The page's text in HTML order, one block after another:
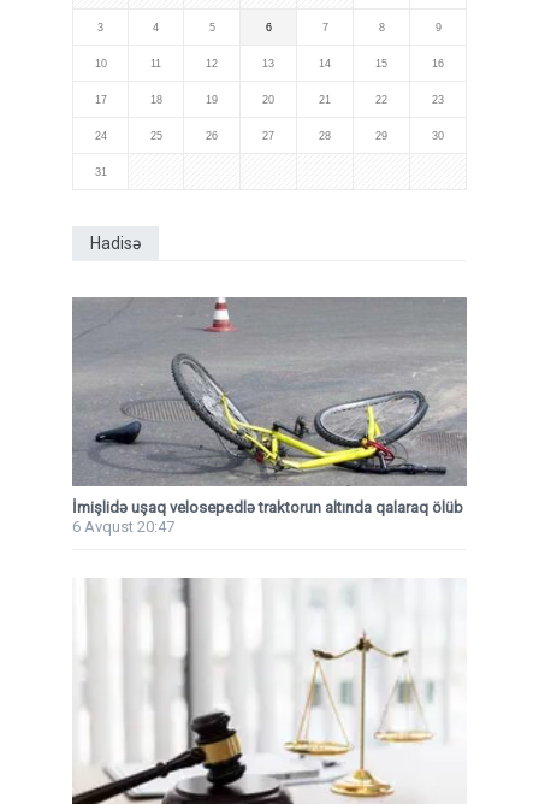
3 4 5 6 7 8 9
10 11 12 13 14 15 16
17 18 19 20 21 22 23
24 25 26 27 28 29 30
31
Hadisə
İmişlidə uşaq velosepedlə traktorun altında qalaraq ölüb
6 Avqust 20:47